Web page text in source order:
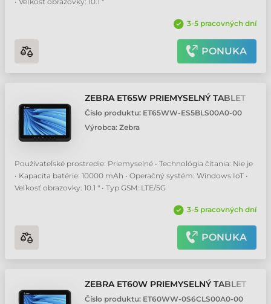
3-5 pracovných dní
PONUKA
ZEBRA ET65W PRIEMYSELNÝ TABLET
Číslo produktu: ET65WW-ES5BLS00A0-00
Výrobca: Zebra
Používateľské prostredie: Priemyselné • Technológia čítania: Nie je
• Kapacita batérie: 10000 mAh • Operačný systém: Windows IoT •
Veľkosť obrazovky: 10.1 " • Typ GSM: LTE/5G
3-5 pracovných dní
PONUKA
ZEBRA ET60W PRIEMYSELNÝ TABLET
Číslo produktu: ET60WW-0S6CLS00A0-00